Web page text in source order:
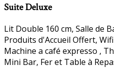
Suite Deluxe
Lit Double 160 cm, Salle de
Produits d'Accueil Offert,
Machine a café expresso ,
Mini Bar, Fer et Table à